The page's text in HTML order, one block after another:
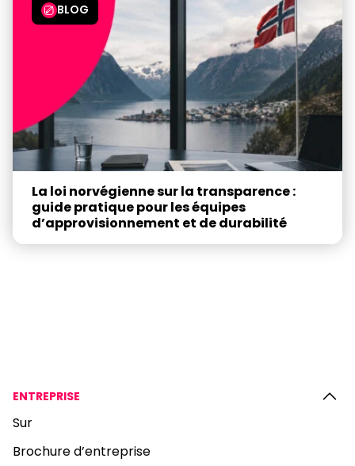
BLOG
La loi norvégienne sur la transparence :
guide pratique pour les équipes
d’approvisionnement et de durabilité
ENTREPRISE
Sur
Brochure d’entreprise